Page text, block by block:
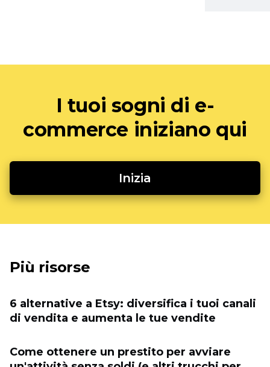
I tuoi sogni di e-
commerce iniziano qui
Inizia
Più risorse
6 alternative a Etsy: diversifica i tuoi canali
di vendita e aumenta le tue vendite
Come ottenere un prestito per avviare